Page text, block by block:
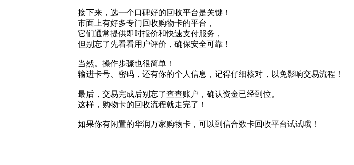
接下来，选一个口碑好的回收平台是关键！
市面上有好多专门回收购物卡的平台，
它们通常提供即时报价和快速支付服务，
但别忘了先看看用户评价，确保安全可靠！
当然。操作步骤也很简单！
输进卡号、密码，还有你的个人信息，记得仔细核对，以免影响交易流程！
最后，交易完成后别忘了查查账户，确认资金已经到位。
这样，购物卡的回收流程就走完了！
如果你有闲置的华润万家购物卡，可以到信合数卡回收平台试试哦！